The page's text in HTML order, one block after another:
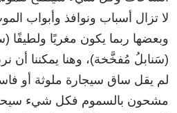
لا تزال أسباب ونوافذ وأبواب
وبعضها ربما يكون مغريًا ولطيفًا (
(سَنابلُ مُفخَّخة)، وهنا يمكننا أن
لم يقل ساق سيجارة ملوثة أو
مشحون بالسموم فكل شيء